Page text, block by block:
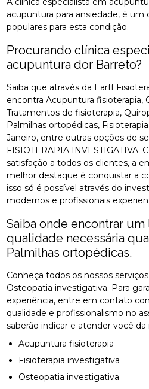
acupuntura para ansiedade, é
populares para esta condição.
Procurando clínica
acupuntura dor Barreto?
Saiba que através da Earff
encontra Acupuntura fisioterapia,
Tratamentos de fisioterapia,
Palmilhas ortopédicas,
Janeiro, entre outras opções de
FISIOTERAPIA INVESTIGATIVA.
satisfação a todos os clientes, a
melhor destaque é conquistar a
isso só é possível através do
modernos e profissionais
Saiba onde encontrar
qualidade necessária
Palmilhas ortopédicas.
Conheça todos os nossos
Osteopatia investigativa. Para
experiência, entre em contato
qualidade e profissionalismo no
saberão indicar e atender você
Acupuntura fisioterapia
Fisioterapia investigativa
Osteopatia investigativa